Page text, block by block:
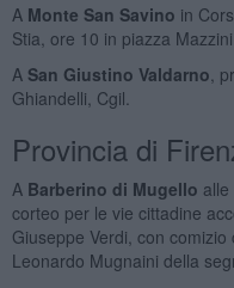
AMonte San Savino in
Stia, ore 10 in piazza
A San Giustino Valdarno ,
Ghiandelli, Cgil.
Provincia di
A Barberino di Mugello
corteo per le vie cittadine
Giuseppe Verdi, con
Leonardo Mugnaini della